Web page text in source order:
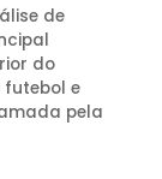
de
do
e
pela